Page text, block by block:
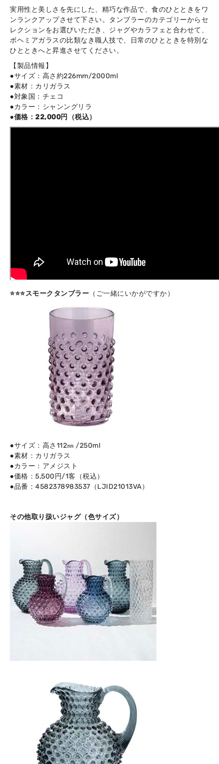
available:
実用性と美しさを先にした、精巧な作品で、食のひとときをワ
ンランクアップさせて下さい。タンブラーのカテゴリーからセ
レクションをお選びいただき、ジャグやカラフェと合わせて、
ボヘミアガラスの比類なき職人技で、日常のひとときを特別な
ひとときへと昇進させてください。
【製品情報】
●サイズ：高さ約226mm/2000ml
●素材：カリガラス
●対象国：チェコ
●カラー：シャンングリラ
●価格：22,000円（税込）
⭐️⭐️⭐️スモークタンブラー （ご一緒にいかがですか）
●サイズ：高さ112㎜ /250ml
●素材：カリガラス
●カラー：アメジスト
●価格：5,500円/1客（税込）
●品番：4582378983537（LJID21013VA）
その他取り扱いジャグ（色サイズ）